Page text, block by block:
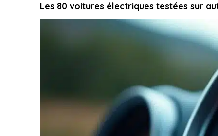
Les 80 voitures électriques testées sur